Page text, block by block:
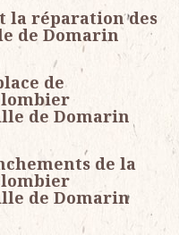
la réparation des
de Domarin
de
de Domarin
de la
de Domarin